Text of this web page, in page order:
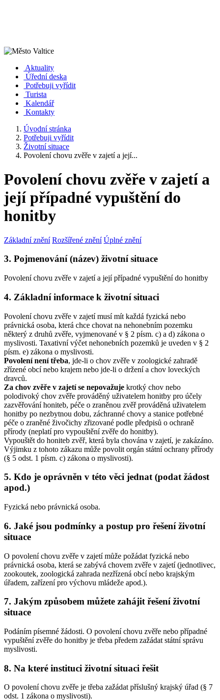
Aktuality
Úřední deska
Potřebuji vyřídit
Turista
Kalendář
Kontakty
Úvodní stránka
Potřebuji vyřídit
Životní situace
Povolení chovu zvěře v zajetí a její...
Povolení chovu zvěře v zajetí a
její případné vypuštění do
honitby
Základní znění Rozšířené znění Úplné znění
3. Pojmenování (název) životní situace
Povolení chovu zvěře v zajetí a její případné vypuštění do honitby
4. Základní informace k životní situaci
Povolení chovu zvěře v zajetí musí mít každá fyzická nebo
právnická osoba, která chce chovat na nehonebním pozemku
některý z druhů zvěře, vyjmenované v § 2 písm. c) a d) zákona o
myslivosti. Taxativní výčet nehonebních pozemků je uveden v § 2
písm. e) zákona o myslivosti.
Povolení není třeba, jde-li o chov zvěře v zoologické zahradě
zřízené obcí nebo krajem nebo jde-li o držení a chov loveckých
dravců.
Za chov zvěře v zajetí se nepovažuje krotký chov nebo
polodivoký chov zvěře prováděný uživatelem honitby pro účely
zazvěřování honiteb, péče o zraněnou zvěř prováděná uživatelem
honitby po nezbytnou dobu, záchranné chovy a stanice potřebné
péče o zraněné živočichy zřizované podle předpisů o ochraně
přírody (neplatí pro vypouštění zvěře do honitby).
Vypouštět do honiteb zvěř, která byla chována v zajetí, je zakázáno.
Výjimku z tohoto zákazu může povolit orgán státní ochrany přírody
(§ 5 odst. 1 písm. c) zákona o myslivosti).
5. Kdo je oprávněn v této věci jednat (podat žádost
apod.)
Fyzická nebo právnická osoba.
6. Jaké jsou podmínky a postup pro řešení životní
situace
O povolení chovu zvěře v zajetí může požádat fyzická nebo
právnická osoba, která se zabývá chovem zvěře v zajetí (jednotlivec,
zookoutek, zoologická zahrada nezřízená obcí nebo krajským
úřadem, zařízení pro výchovu mládeže apod.).
7. Jakým způsobem můžete zahájit řešení životní
situace
Podáním písemné žádosti. O povolení chovu zvěře nebo případné
vypuštění zvěře do honitby je třeba předem zažádat státní správu
myslivosti.
8. Na které instituci životní situaci řešit
O povolení chovu zvěře je třeba zažádat příslušný krajský úřad (§ 7
odst. 1 zákona o myslivosti).